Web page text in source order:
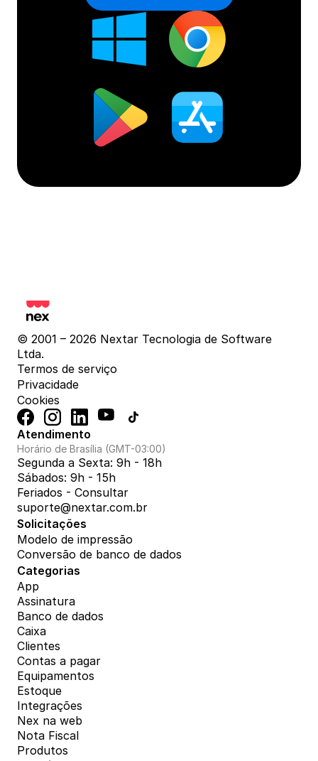
© 2001 – 2026 Nextar Tecnologia de Software
Ltda.
Termos de serviço
Privacidade
Cookies
Atendimento
Horário de Brasília (GMT-03:00)
Segunda a Sexta: 9h - 18h
Sábados: 9h - 15h
Feriados - Consultar
suporte@nextar.com.br
Solicitações
Modelo de impressão
Conversão de banco de dados
Categorias
App
Assinatura
Banco de dados
Caixa
Clientes
Contas a pagar
Equipamentos
Estoque
Integrações
Nex na web
Nota Fiscal
Produtos